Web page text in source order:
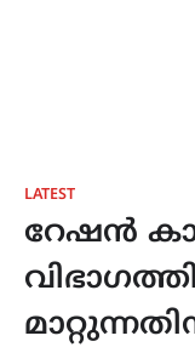
LATEST
റേഷൻ